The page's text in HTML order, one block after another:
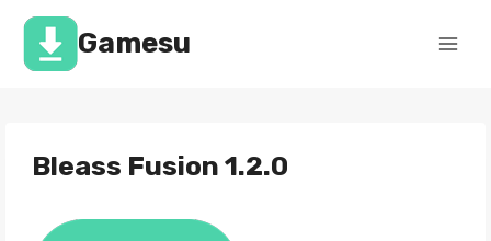
Перейти
содержимомуGamesu
Bleass Fusion 1.2.0